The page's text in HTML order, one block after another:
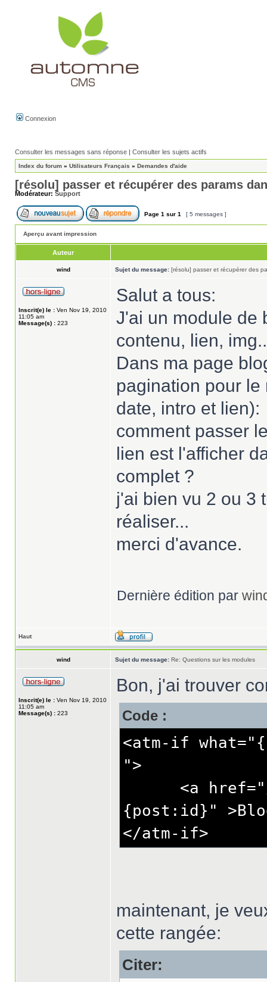
Connexion
Consulter les messages sans réponse | Consulter les sujets actifs
Index du forum » Utilisateurs Français » Demandes d'aide
[résolu] passer et récupérer des params
Modérateur: Support
Page 1 sur 1 [ 5 messages ]
Aperçu avant impression
Auteur
wind Sujet du message: [résolu] passer et récupérer des
Inscrit(e) le : Ven Nov 19, 2010
11:05 am
Message(s) : 223
Salut a tous:
J'ai un module de
contenu, lien,
Dans ma page
pagination pour le
date, intro et lien):
comment passer
lien est l'afficher
complet ?
j'ai bien vu 2 ou 3
réaliser...
merci d'avance.
Dernière édition par
Haut
wind Sujet du message: Re: Questions sur les modules
Inscrit(e) le : Ven Nov 19, 2010
11:05 am
Message(s) : 223
Bon, j'ai trouver
Code :
<atm-if
">
<a href="/
{post:id}"
</atm-if>
maintenant, je
cette rangée:
Citer: